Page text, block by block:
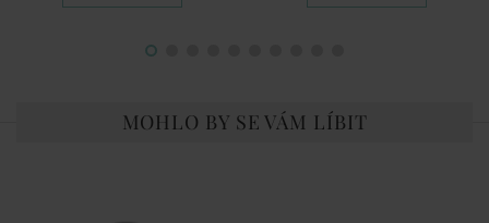
MOHLO BY SE VÁM LÍBIT